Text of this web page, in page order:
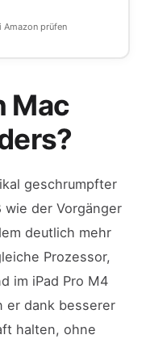
Amazon prüfen
Mac
geschrumpfter
der Vorgänger
deutlich mehr
Prozessor,
im iPad Pro M4
er dank besserer
halten, ohne